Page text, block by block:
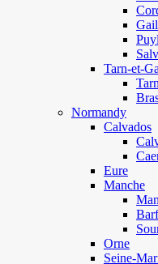
Tarn-et-
Normandy
Calvados
Eure
Manche
Orne
Seine-